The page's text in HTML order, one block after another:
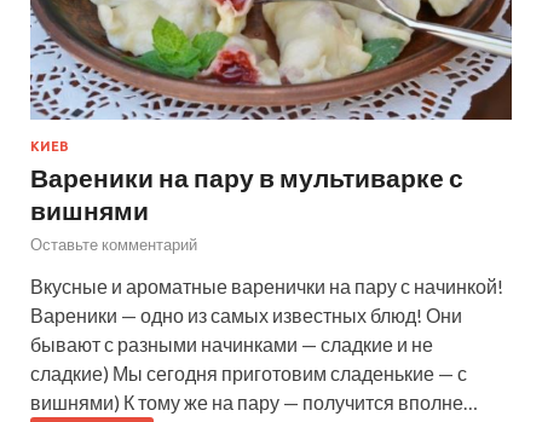
КИЕВ
Вареники на пару в мультиварке с
вишнями
Оставьте комментарий
Вкусные и ароматные варенички на пару с начинкой!
Вареники — одно из самых известных блюд! Они
бывают с разными начинками — сладкие и не
сладкие) Мы сегодня приготовим сладенькие — с
вишнями) К тому же на пару — получится вполне…